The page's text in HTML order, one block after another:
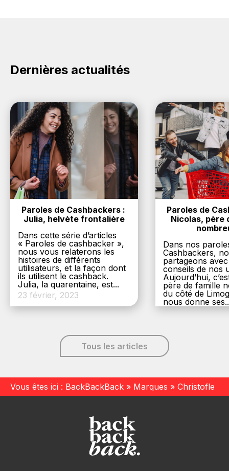
Dernières actualités
Paroles de Cashbackers :
Julia, helvète frontalière
Dans cette série d’articles
« Paroles de cashbacker »,
nous vous relaterons les
histoires de différents
utilisateurs, et la façon dont
ils utilisent le cashback.
Julia, la quarentaine, est...
23 février, 2023
Paroles de
Nicolas, père
Dans nos
Cashbackers,
partageons
conseils de nos
Aujourd’hui,
père de famille
du côté de
nous donne
Tous les articles
Vous êtes ici : BackBackBack » Marques » Christofle